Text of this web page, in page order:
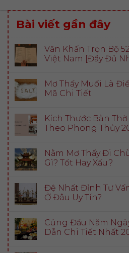
Bài viết gần đây
Văn Khấn Trọn Bộ
Việt Nam [Đầy Đủ
Mơ Thấy Muối Là
Mã Chi Tiết
Kích Thước Bàn
Theo Phong Thủy
Nằm Mơ Thấy Đi
Gì? Tốt Hay Xấu?
Đệ Nhất Đỉnh Tư
Ở Đâu Uy Tín?
Cúng Đầu Năm
Dẫn Chi Tiết Nhất